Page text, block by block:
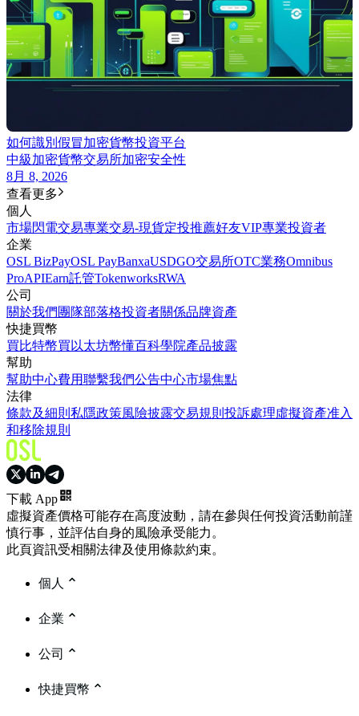
如何識別假冒加密貨幣投資平台
中級加密貨幣交易所加密安全性
8月 8, 2026
查看更多
個人
市場閃電交易專業交易-現貨定投推薦好友VIP專業投資者
企業
OSL BizPayOSL PayBanxaUSDGO交易所OTC業務Omnibus
ProAPIEarn託管TokenworksRWA
公司
關於我們 團隊部落格投資者關係品牌資產
快捷買幣
買比特幣買以太坊幣懂百科學院產品披露
幫助
幫助中心費用聯繫我們公告中心市場焦點
法律
條款及細則 私隱政策風險披露交易規則 投訴處理虛擬資產准入
和移除規則
下載 App
虛擬資產價格可能存在高度波動，請在參與任何投資活動前謹
慎行事，並評估自身的風險承受能力。
此頁資訊受相關法律及使用條款約束。
個人
企業
公司
快捷買幣